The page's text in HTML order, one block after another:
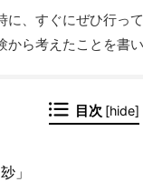
、すぐにぜひ行っ
ら考えたことを書
目次 [hide]
」